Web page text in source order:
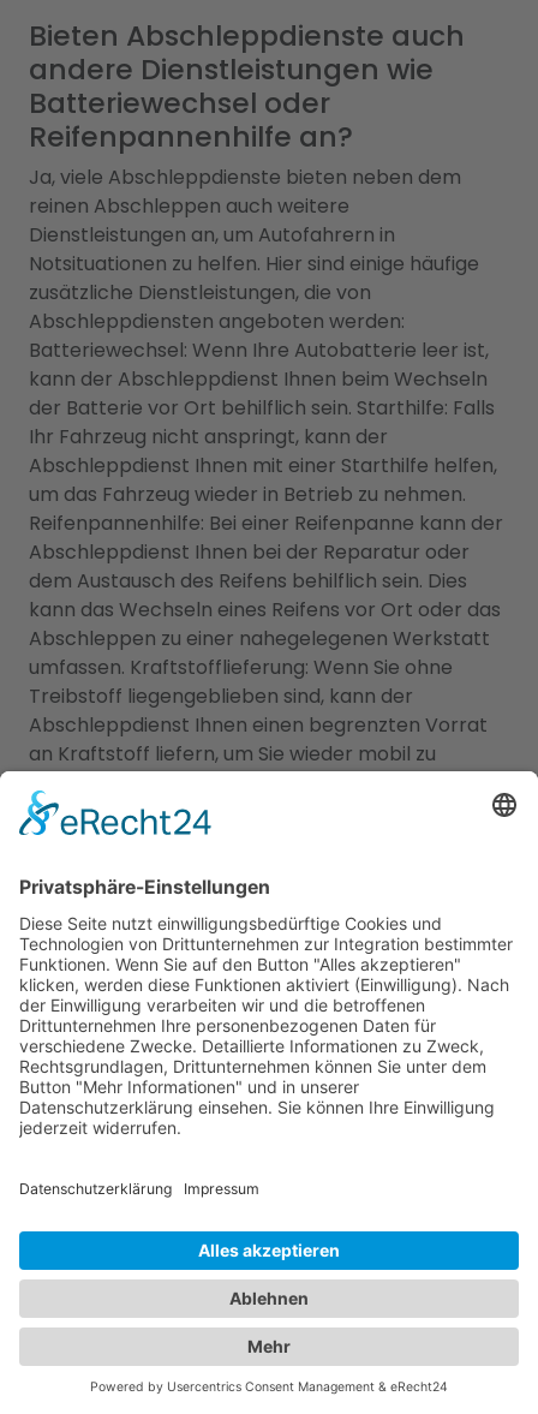
Bieten Abschleppdienste auch
andere Dienstleistungen wie
Batteriewechsel oder
Reifenpannenhilfe an?
Ja, viele Abschleppdienste bieten neben dem
reinen Abschleppen auch weitere
Dienstleistungen an, um Autofahrern in
Notsituationen zu helfen. Hier sind einige häufige
zusätzliche Dienstleistungen, die von
Abschleppdiensten angeboten werden:
Batteriewechsel: Wenn Ihre Autobatterie leer ist,
kann der Abschleppdienst Ihnen beim Wechseln
der Batterie vor Ort behilflich sein. Starthilfe: Falls
Ihr Fahrzeug nicht anspringt, kann der
Abschleppdienst Ihnen mit einer Starthilfe helfen,
um das Fahrzeug wieder in Betrieb zu nehmen.
Reifenpannenhilfe: Bei einer Reifenpanne kann der
Abschleppdienst Ihnen bei der Reparatur oder
dem Austausch des Reifens behilflich sein. Dies
kann das Wechseln eines Reifens vor Ort oder das
Abschleppen zu einer nahegelegenen Werkstatt
umfassen. Kraftstofflieferung: Wenn Sie ohne
Treibstoff liegengeblieben sind, kann der
Abschleppdienst Ihnen einen begrenzten Vorrat
an Kraftstoff liefern, um Sie wieder mobil zu
Fahrzeug ausgesperrt haben, kann der
Abschleppdienst Ihnen bei der Türöffnung helfen,
Es ist wichtig zu beachten, dass nicht alle
Abschleppdienste diese zusätzlichen
Dienstleistungen anbieten. Informieren Sie sich
daher im Voraus bei einem Abschleppdienst über
die verfügbaren Serviceleistungen, um
sicherzustellen, dass sie Ihren spezifischen
Bedürfnissen entsprechen.
Finden Sie den passenden
ideale Hotel - Unser
Branchenportal macht es
möglich
In unserem umfassenden Branchenportal finden
Sie nicht nur alle Informationen rund um
zuverlässige Abschleppdienste, sondern auch eine
breite Auswahl an Hotels für Ihren nächsten